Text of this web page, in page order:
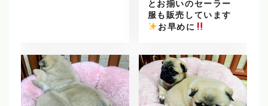
とお揃いのセーラー
服も販売しています
お早めに